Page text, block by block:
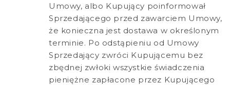
Umowy, albo Kupujący poinformował
Sprzedającego przed zawarciem Umowy,
że konieczna jest dostawa w określonym
terminie. Po odstąpieniu od Umowy
Sprzedający zwróci Kupującemu bez
zbędnej zwłoki wszystkie świadczenia
pieniężne zapłacone przez Kupującego